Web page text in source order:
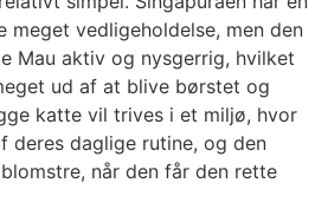
vedligeholdelse, men den
Mau aktiv og nysgerrig, hvilket
ud af at blive børstet og
katte vil trives i et miljø, hvor
deres daglige rutine, og den
når den får den rette